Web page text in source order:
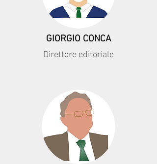
GIORGIO CONCA
Direttore editoriale